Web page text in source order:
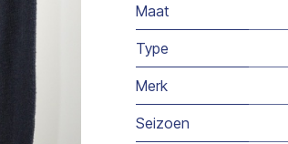
Maat
Type
Merk
Seizoen